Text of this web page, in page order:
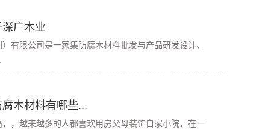
广木业
限公司是一家集防腐木材料批发与产品研发设计、
木材料有哪些...
，，越来越多的人都喜欢用房父母装饰自家小院，在一